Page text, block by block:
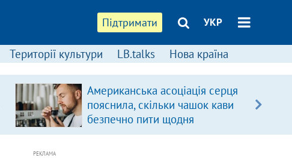
Підтримати УКР
Території культури LB.talks Нова країна
Американська асоціація серця
пояснила, скільки чашок кави
безпечно пити щодня
РЕКЛАМА